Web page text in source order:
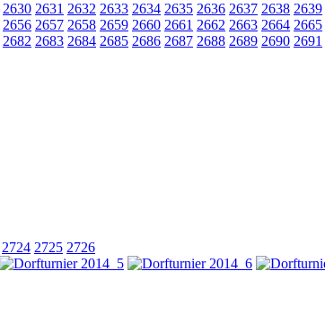
2630 2631 2632 2633 2634 2635 2636 2637 2638 2639
2656 2657 2658 2659 2660 2661 2662 2663 2664 2665
2682 2683 2684 2685 2686 2687 2688 2689 2690 2691
2724 2725 2726